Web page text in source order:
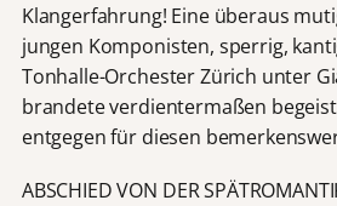
Klangerfahrung! Eine überaus
jungen Komponisten, sperrig,
Tonhalle-Orchester Zürich unter
brandete verdientermaßen
entgegen für diesen
ABSCHIED VON DER